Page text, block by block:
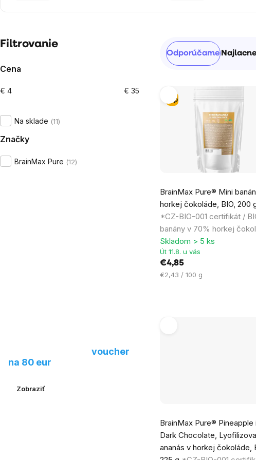
Bočný
panel
Filtrovanie
Cena
€ 4 € 35
Na sklade 11
Značky
BrainMax Pure 12
voucher
na 80 eur
Zobraziť
Radenie
produktov
Odporúčame
Výpis
produktov
Tip
BrainMax Pure® Mini
horkej čokoláde, BIO, 200
*CZ-BIO-001 certifikát /
banány v 70% horkej
hodnotenie
produktu
je
5,0
z
5
hviezdičiek.
Skladom > 5 ks
Út 11.8. u vás
€4,85
Jednotková
€2,43 / 100 g
BrainMax Pure® Pineapple
Dark Chocolate,
ananás v horkej čokoláde,
hodnotenie
produktu
je